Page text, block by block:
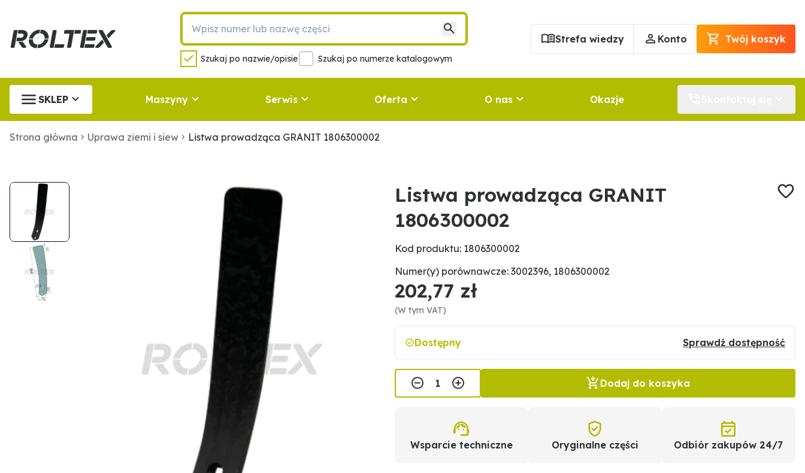
Szukaj po nazwie/opisie Szukaj po numerze katalogowym
Strefa wiedzy Konto Twój koszyk
SKLEP Maszyny Serwis Oferta O nas Okazje
Strona główna Uprawa ziemi i siew Listwa prowadząca GRANIT 1806300002
Listwa prowadząca GRANIT
1806300002
Kod produktu: 1806300002
Numer(y) porównawcze: 3002396, 1806300002
202,77 zł
(W tym VAT)
Dostępny Sprawdź dostępność
Dodaj do koszyka
Wsparcie techniczne Oryginalne części Odbiór zakupów 24/7